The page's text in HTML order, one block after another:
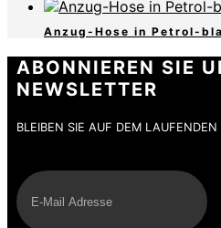
Anzug-Hose in Petrol-
ABONNIEREN SIE
NEWSLETTER
BLEIBEN SIE AUF DEM LAUFENDEN